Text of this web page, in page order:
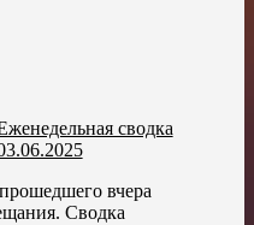
сводка
вчера
Сводка